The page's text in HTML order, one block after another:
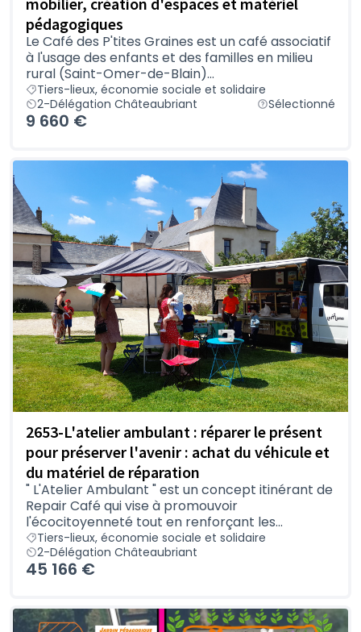
pédagogiques
Le Café des P'tites Graines est un café associatif
à l'usage des enfants et des familles en milieu
rural (Saint-Omer-de-Blain)...
Tiers-lieux, économie sociale et solidaire
2-Délégation Châteaubriant
Sélectionné
9 660 €
2653-L'atelier ambulant : réparer le présent
pour préserver l'avenir : achat du véhicule et
du matériel de réparation
" L'Atelier Ambulant " est un concept itinérant de
Repair Café qui vise à promouvoir
l'écocitoyenneté tout en renforçant les...
Tiers-lieux, économie sociale et solidaire
2-Délégation Châteaubriant
45 166 €